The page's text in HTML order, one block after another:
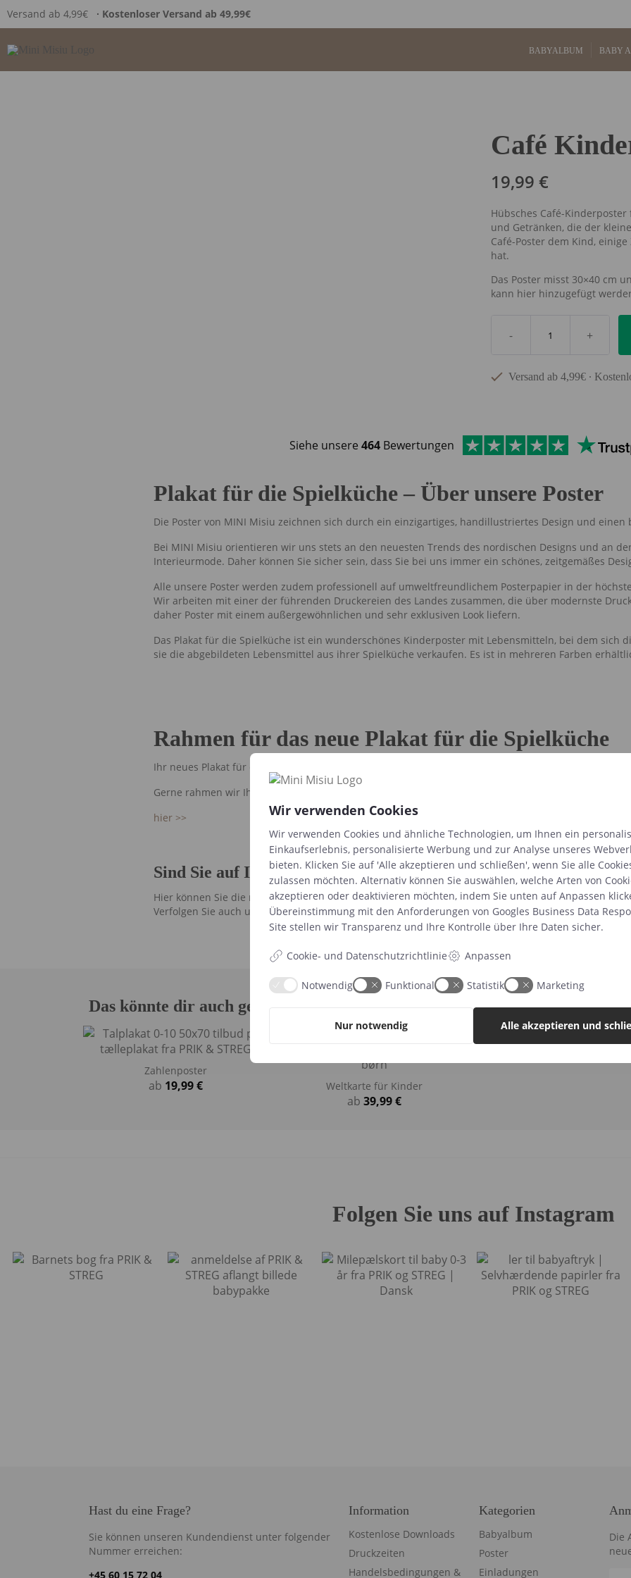
Versand ab 4,99€ ∙ Kostenloser Versand ab 49,99€
BABYALBUM BABY
Café
19,99 €
Hübsches Café-
und Getränken, die der
Café-Poster dem Kind,
hat.
Das Poster misst 30×40 cm
kann hier hinzugefügt
- +
Versand ab 4,99€ ∙
Siehe unsere464 Bewertungen
Plakat für die Spielküche – Über unsere Poster
Die Poster von MINI Misiu zeichnen sich durch ein einzigartiges, handillustriertes Design und einen
Bei MINI Misiu orientieren wir uns stets an den neuesten Trends des nordischen Designs und an
Interieurmode. Daher können Sie sicher sein, dass Sie bei uns immer ein schönes, zeitgemäßes
Alle unsere Poster werden zudem professionell auf umweltfreundlichem Posterpapier in der
Wir arbeiten mit einer der führenden Druckereien des Landes zusammen, die über modernste
daher Poster mit einem außergewöhnlichen und sehr exklusiven Look liefern.
Das Plakat für die Spielküche ist ein wunderschönes Kinderposter mit Lebensmitteln, bei dem sich
sie die abgebildeten Lebensmittel aus ihrer Spielküche verkaufen. Es ist in mehreren Farben
Rahmen für das neue Plakat für die Spielküche
Ihr neues Plakat für die Spielküche wird ohne Rahmen geliefert, passt jedoch in handelsübliche
Gerne rahmen wir Ihr neues Plakat für Sie ein. Sehen Sie sich auch unsere Auswahl an schönen
hier >>
Sind Sie auf Instagram und Facebook? Wir auch!
Hier können Sie die neuesten Designs sehen und an tollen Giveaways teilnehmen:https://
Verfolgen Sie auch unser kreatives Universum auf Instagram:https://www.instagram.com/
Das könnte dir auch gefallen …
Zahlenposter
ab 19,99€ Weltkarte für Kinder
ab 39,99€
Folgen Sie uns auf Instagram
Hast du eine Frage?
Sie können unseren Kundendienst unter folgender
Nummer erreichen:
+45 60 15 72 04
Information
Kostenlose Downloads
Druckzeiten
Handelsbedingungen &
Kategorien
Babyalbum
Poster
Einladungen
Die
Wir verwenden Cookies
Wir verwenden Cookies und ähnliche Technologien, um Ihnen ein
Einkaufserlebnis, personalisierte Werbung und zur Analyse unseres
bieten. Klicken Sie auf 'Alle akzeptieren und schließen', wenn Sie alle
zulassen möchten. Alternativ können Sie auswählen, welche Arten von
akzeptieren oder deaktivieren möchten, indem Sie unten auf Anpassen
Übereinstimmung mit den Anforderungen von Googles Business Data
Site stellen wir Transparenz und Ihre Kontrolle über Ihre Daten sicher.
Cookie- und Datenschutzrichtlinie Anpassen
Notwendig Funktional Statistik Marketing
Nur notwendig Alle akzeptieren und